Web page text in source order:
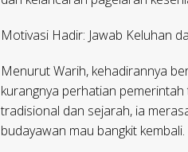
Motivasi Hadir: Jawab Keluhan
Menurut Warih, kehadirannya
kurangnya perhatian
tradisional dan sejarah, ia
budayawan mau bangkit kembali.